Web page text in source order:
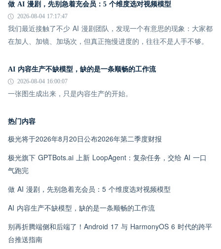
做 AI 漫剧，先别急着充会员：5 个维度选对视频模型
2026-08-04 17:17:47
我们最近接触了不少 AI 漫剧团队，发现一个有意思的现象：大家都
在加人、加镜、加场次，但真正拖慢进度的，往往不是人手不够。
AI 内容生产不缺模型，缺的是一条顺畅的工作流
2026-08-04 16:00:07
一张图生成出来，只是内容生产的开始。
热门内容
极光将于2026年8月20日公布2026年第二季度财报
极光旗下 GPTBots.ai 上新 LoopAgent：复杂任务，交给 AI 一口
气跑完
做 AI 漫剧，先别急着充会员：5 个维度选对视频模型
AI 内容生产不缺模型，缺的是一条顺畅的工作流
别再折腾端侧和后端了！Android 17 与 HarmonyOS 6 时代的跨平
台推送指南